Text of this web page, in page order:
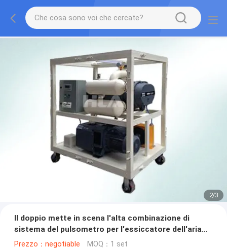
2/3
Il doppio mette in scena l'alta combinazione di
sistema del pulsometro per l'essiccatore dell'aria
del materiale elettrico
Prezzo：negotiable MOQ：1 set